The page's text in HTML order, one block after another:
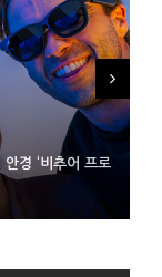
경 ‘비추어 프로
패키징 대기 중
오픈AI